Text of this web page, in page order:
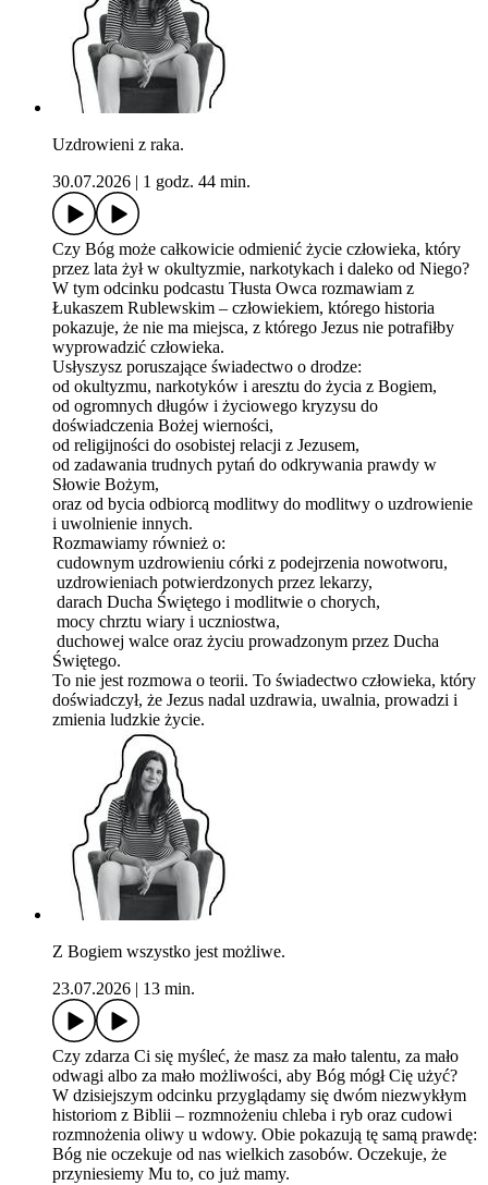
Uzdrowieni z raka.
30.07.2026
1 godz. 44 min.
Czy Bóg może całkowicie odmienić życie człowieka, który
przez lata żył w okultyzmie, narkotykach i daleko od Niego?
W tym odcinku podcastu Tłusta Owca rozmawiam z
Łukaszem Rublewskim – człowiekiem, którego historia
pokazuje, że nie ma miejsca, z którego Jezus nie potrafiłby
wyprowadzić człowieka.
Usłyszysz poruszające świadectwo o drodze:
od okultyzmu, narkotyków i aresztu do życia z Bogiem,
od ogromnych długów i życiowego kryzysu do
doświadczenia Bożej wierności,
od religijności do osobistej relacji z Jezusem,
od zadawania trudnych pytań do odkrywania prawdy w
Słowie Bożym,
oraz od bycia odbiorcą modlitwy do modlitwy o uzdrowienie
i uwolnienie innych.
Rozmawiamy również o:
cudownym uzdrowieniu córki z podejrzenia nowotworu,
uzdrowieniach potwierdzonych przez lekarzy,
darach Ducha Świętego i modlitwie o chorych,
mocy chrztu wiary i uczniostwa,
duchowej walce oraz życiu prowadzonym przez Ducha
Świętego.
To nie jest rozmowa o teorii. To świadectwo człowieka, który
doświadczył, że Jezus nadal uzdrawia, uwalnia, prowadzi i
zmienia ludzkie życie.
Z Bogiem wszystko jest możliwe.
23.07.2026
13 min.
Czy zdarza Ci się myśleć, że masz za mało talentu, za mało
odwagi albo za mało możliwości, aby Bóg mógł Cię użyć?
W dzisiejszym odcinku przyglądamy się dwóm niezwykłym
historiom z Biblii – rozmnożeniu chleba i ryb oraz cudowi
rozmnożenia oliwy u wdowy. Obie pokazują tę samą prawdę:
Bóg nie oczekuje od nas wielkich zasobów. Oczekuje, że
przyniesiemy Mu to, co już mamy.